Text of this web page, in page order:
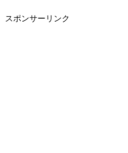
スポンサーリンク